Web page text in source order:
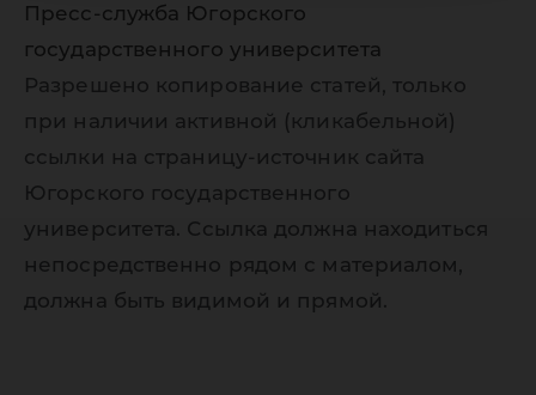
Пресс-служба Югорского
государственного университета
Разрешено копирование статей, только
при наличии активной (кликабельной)
ссылки на страницу-источник сайта
Югорского государственного
университета. Ссылка должна находиться
непосредственно рядом с материалом,
должна быть видимой и прямой.